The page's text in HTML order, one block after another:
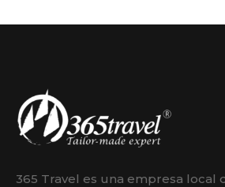
365 Travel es una empresa local